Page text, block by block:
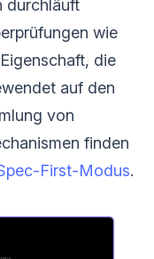
durchläuft
wie
die
auf den
von
finden
First-Modus.